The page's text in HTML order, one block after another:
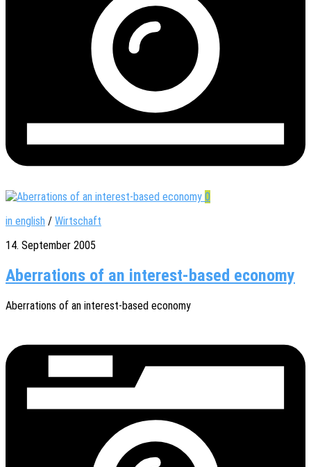
0
in english / Wirtschaft
14. September 2005
Aberrations of an interest-based economy
Aberra­ti­ons of an inte­rest-based economy